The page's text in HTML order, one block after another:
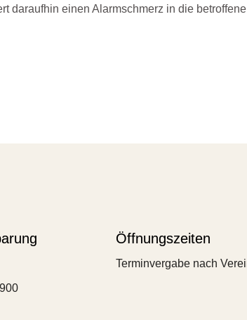
daraufhin einen Alarmschmerz in die
Öffnungszeiten
Terminvergabe nach